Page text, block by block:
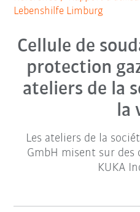
Lebenshilfe Limburg
Cellule de
protection
ateliers de la
la
Les ateliers de la
GmbH misent sur des
KUKA